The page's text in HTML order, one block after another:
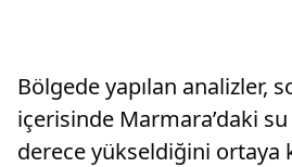
Bölgede yapılan analizler,
içerisinde Marmara’daki su
derece yükseldiğini ortaya